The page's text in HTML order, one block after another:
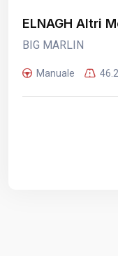
ELNAGH Altri
BIG MARLIN
Manuale